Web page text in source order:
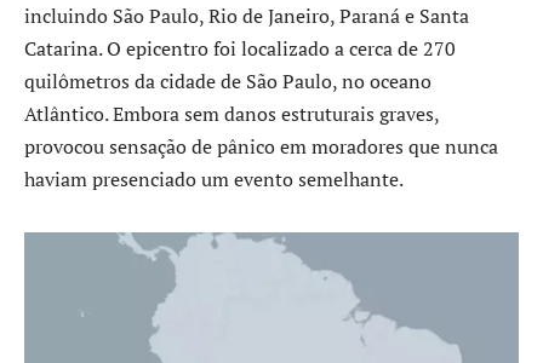
incluindo São Paulo, Rio de Janeiro, Paraná e Santa
Catarina. O epicentro foi localizado a cerca de 270
quilômetros da cidade de São Paulo, no oceano
Atlântico. Embora sem danos estruturais graves,
provocou sensação de pânico em moradores que nunca
haviam presenciado um evento semelhante.